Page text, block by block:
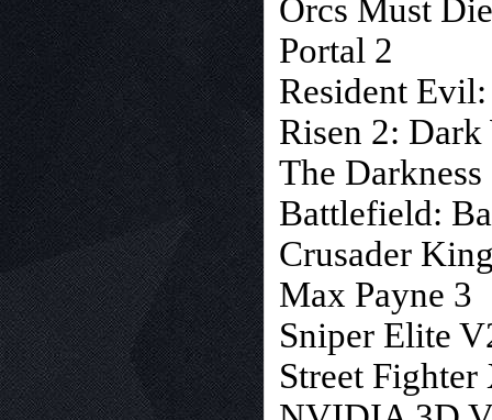
Orcs Must
Portal 2
Resident
Risen 2: Dark
The
Battlefield:
Crusader
Max Payne 3
Sniper Elite
Street Fighter